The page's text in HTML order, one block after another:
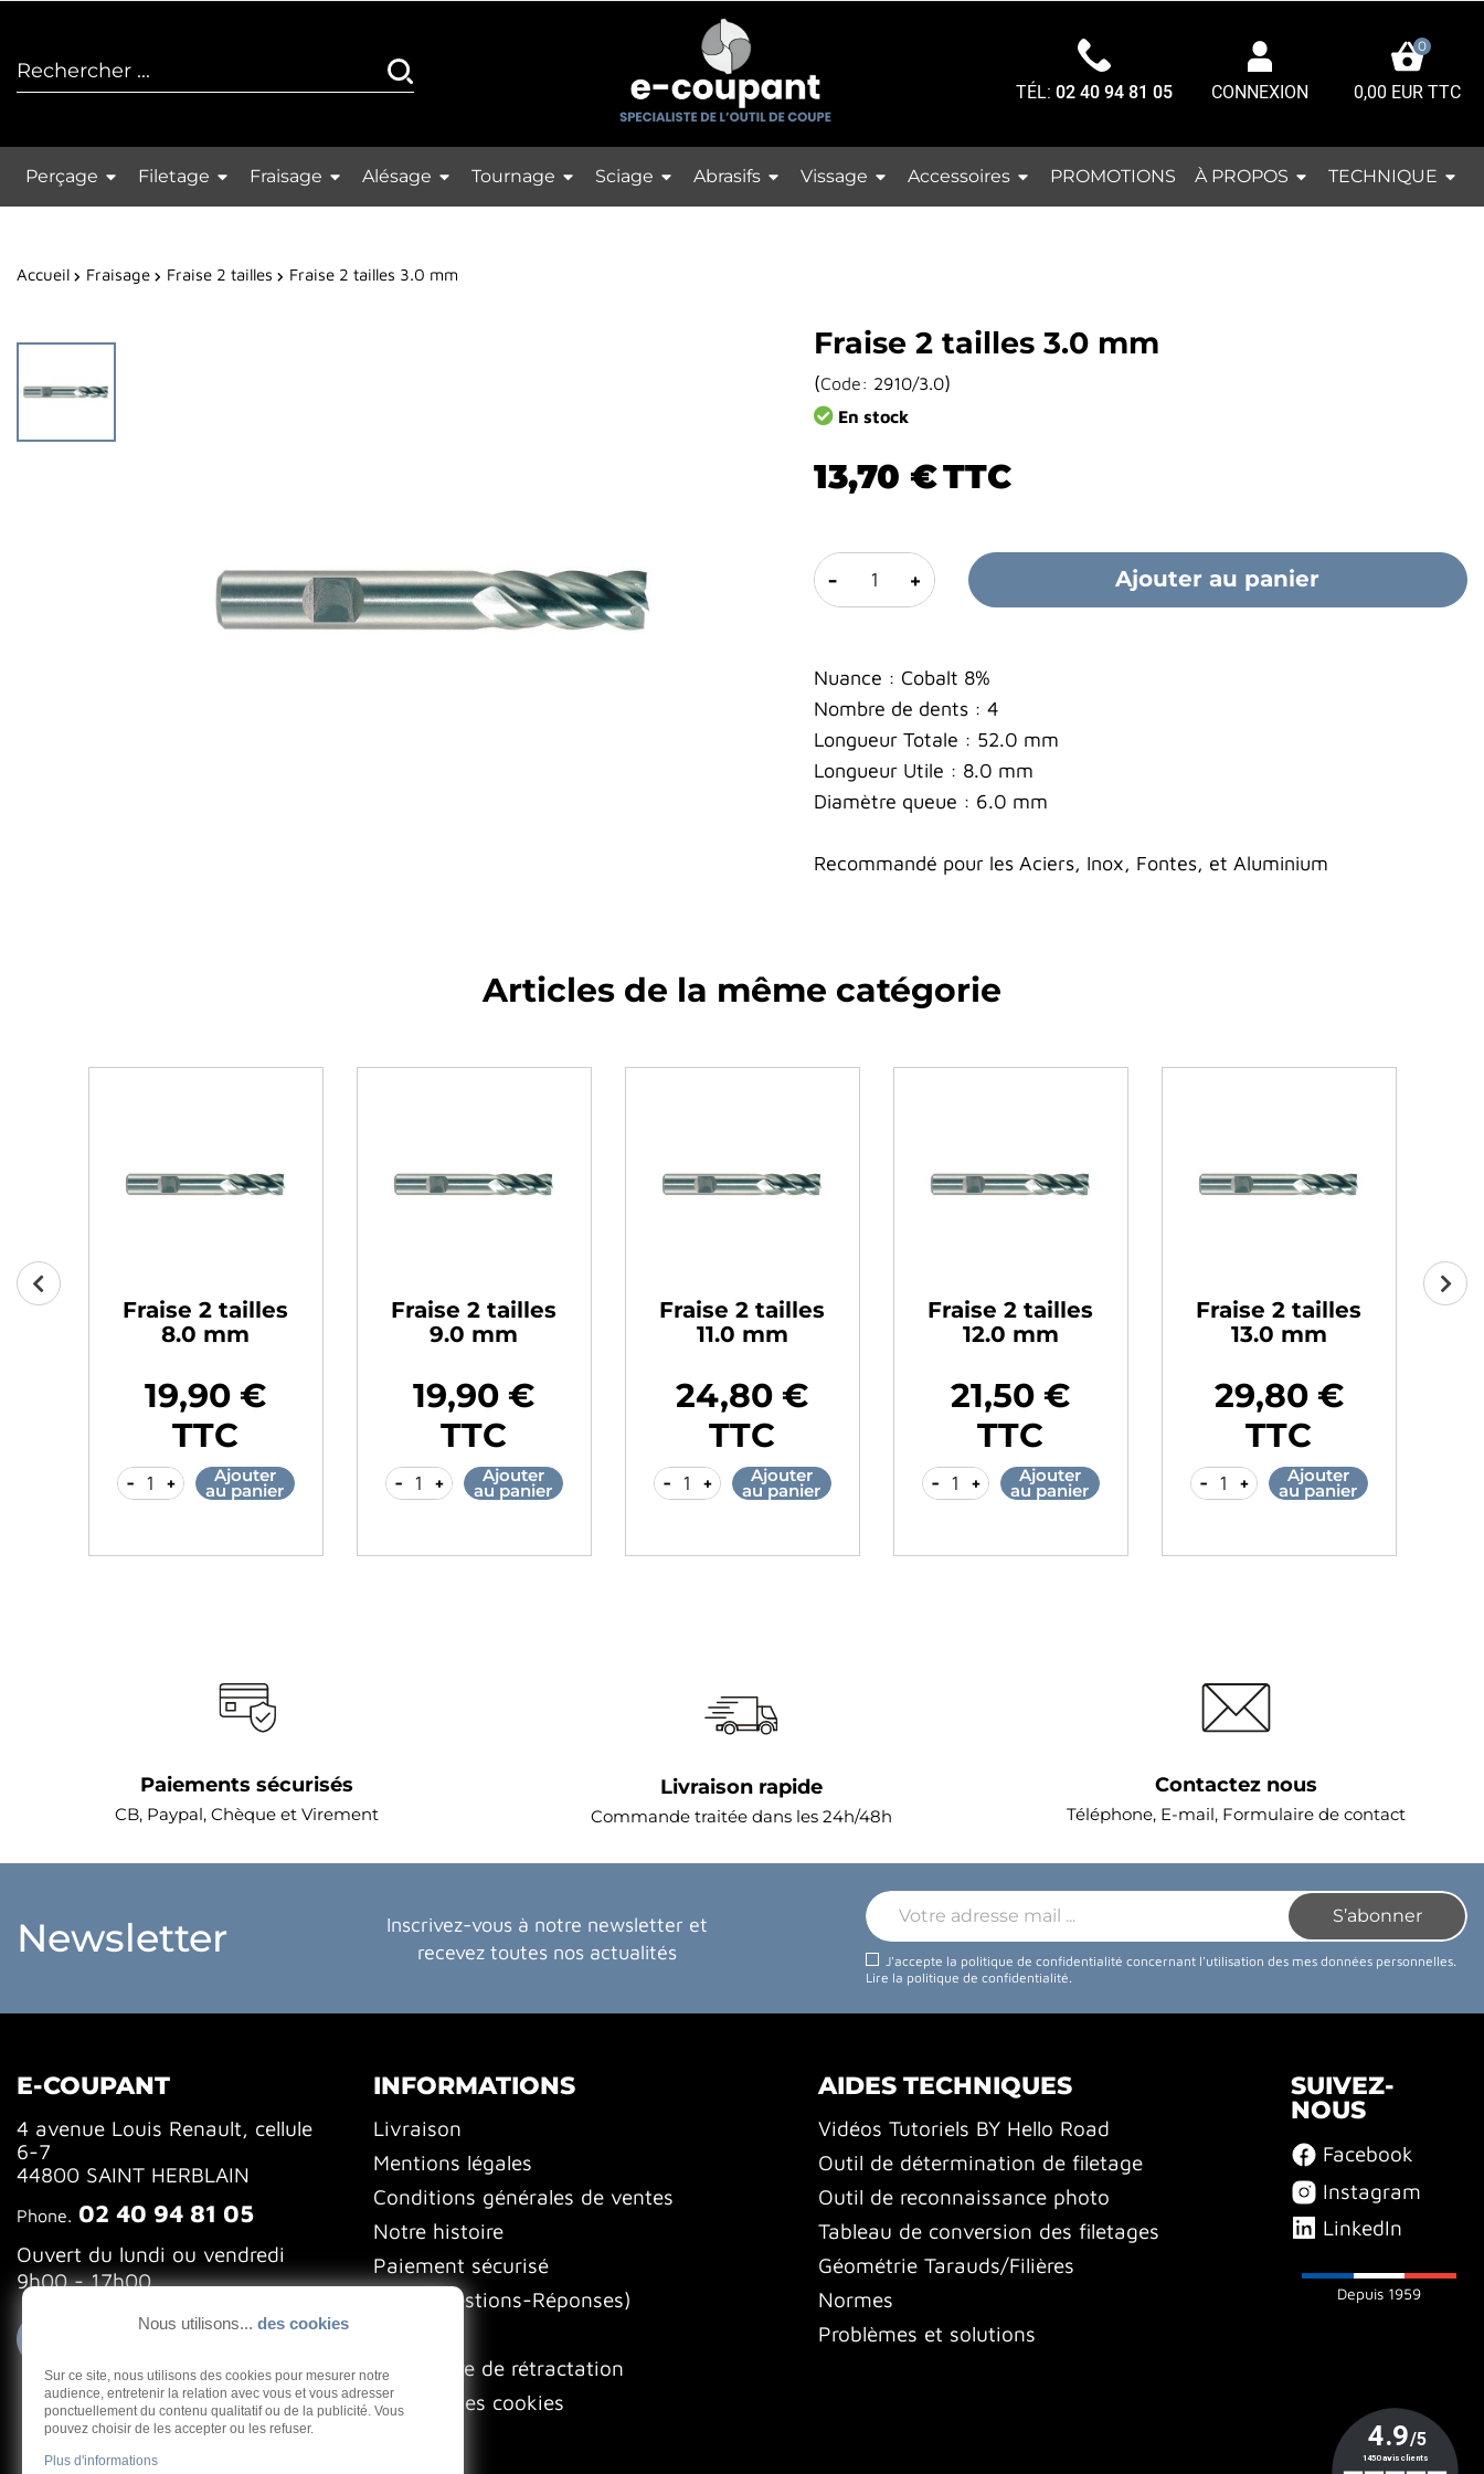
TÉL:02 40 94 81 05 CONNEXION
0
0,00 EUR TTC
Perçage Filetage Fraisage Alésage Tournage Sciage Abrasifs Vissage Accessoires PROMOTIONS À PROPOS TECHNIQUE
Accueil Fraisage Fraise 2 tailles Fraise 2 tailles 3.0 mm
Fraise 2 tailles 3.0 mm
(Code: 2910/3.0)
En stock
13,70 €TTC
- + Ajouter au panier
Nuance : Cobalt 8%
Nombre de dents : 4
Longueur Totale : 52.0 mm
Longueur Utile : 8.0 mm
Diamètre queue : 6.0 mm
Recommandé pour les Aciers, Inox, Fontes, et Aluminium
Articles de la même catégorie
Fraise 2 tailles
8.0 mm
19,90 €
TTC
- + Ajouter
au panier
Fraise 2 tailles
9.0 mm
19,90 €
TTC
- + Ajouter
au panier
Fraise 2 tailles
11.0 mm
24,80 €
TTC
- + Ajouter
au panier
Fraise 2 tailles
12.0 mm
21,50 €
TTC
- + Ajouter
au panier
Fraise 2 tailles
13.0 mm
29,80 €
TTC
- + Ajouter
au panier
Paiements sécurisés
CB, Paypal, Chèque et Virement
Livraison rapide
Commande traitée dans les 24h/48h
Contactez nous
Téléphone, E-mail, Formulaire de contact
Newsletter
Inscrivez-vous à notre newsletter et
recevez toutes nos actualités
J'accepte la politique de confidentialité concernant l'utilisation des mes données personnelles.
Lire la politique de confidentialité.
E-COUPANT
4 avenue Louis Renault, cellule
6-7
44800 SAINT HERBLAIN
Phone. 02 40 94 81 05
Ouvert du lundi ou vendredi
9h00 - 17h00
INFORMATIONS
Livraison
Mentions légales
Conditions générales de ventes
Notre histoire
Paiement sécurisé
FAQ (Questions-Réponses)
Formulaire de rétractation
Gestion des cookies
AIDES TECHNIQUES
Vidéos Tutoriels BY Hello Road
Outil de détermination de filetage
Outil de reconnaissance photo
Tableau de conversion des filetages
Géométrie Tarauds/Filières
Normes
Problèmes et solutions
SUIVEZ-
NOUS
Facebook
Instagram
LinkedIn
Depuis 1959
Nous utilisons... des cookies
Sur ce site, nous utilisons des cookies pour mesurer notre
audience, entretenir la relation avec vous et vous adresser
ponctuellement du contenu qualitatif ou de la publicité. Vous
pouvez choisir de les accepter ou les refuser.
Plus d'informations